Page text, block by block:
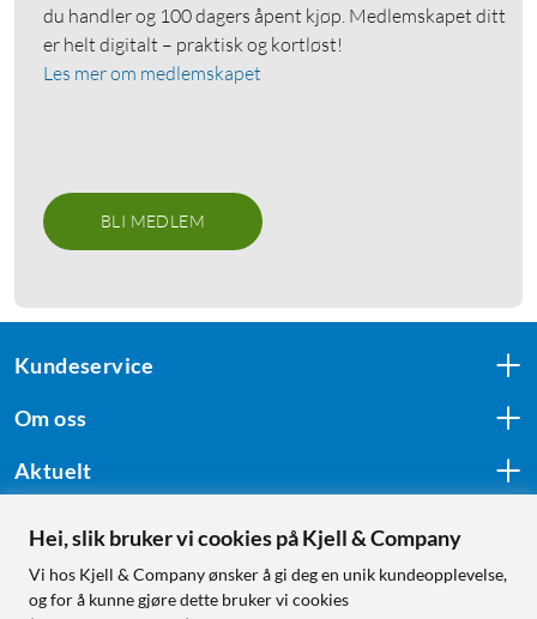
du handler og 100 dagers åpent kjøp. Medlemskapet ditt
er helt digitalt – praktisk og kortløst!
Les mer om medlemskapet
BLI MEDLEM
Kundeservice
Om oss
Aktuelt
Følg oss
Hei, slik bruker vi cookies på Kjell & Company
Vi hos Kjell & Company ønsker å gi deg en unik kundeopplevelse,
og for å kunne gjøre dette bruker vi cookies